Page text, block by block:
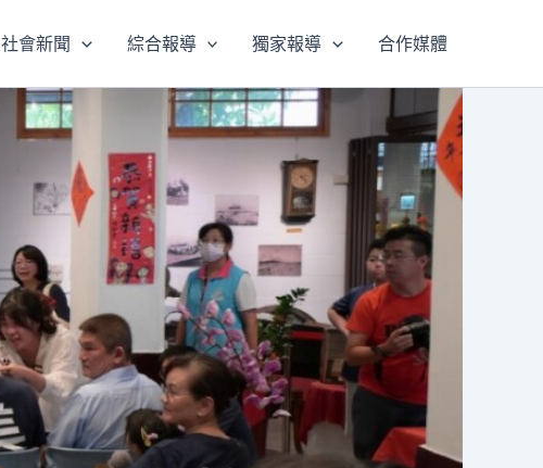
社會新聞 綜合報導 獨家報導 合作媒體